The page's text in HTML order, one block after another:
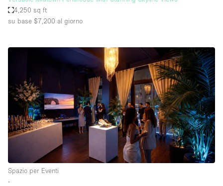
4,250 sq ft
su base $7,200 al giorno
Spazio per Eventi
∙